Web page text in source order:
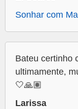
Sonhar com
Bateu certinho
ultimamente,
🤍🙏🏽
Larissa